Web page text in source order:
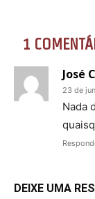
1
José
23 de
Nada
DEIXE UMA